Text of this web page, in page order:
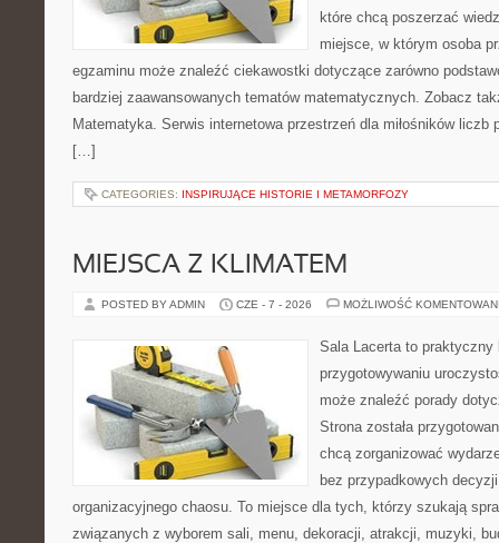
które chcą poszerzać
miejsce, w którym osoba
egzaminu może znaleźć ciekawostki dotyczące zarówno
bardziej zaawansowanych tematów matematycznych. Zobacz
Matematyka. Serwis internetowa przestrzeń dla miłośników liczb
[…]
CATEGORIES: INSPIRUJĄCE HISTORIE I METAMORFOZY
MIEJSCA Z KLIMATEM
POSTED BY ADMIN CZE - 7 - 2026 MOŻLIWOŚĆ
Sala Lacerta to praktyczny
przygotowywaniu
może znaleźć porady
Strona została
chcą zorganizować
bez przypadkowych
organizacyjnego chaosu. To miejsce dla tych, którzy szukają
związanych z wyborem sali, menu, dekoracji, atrakcji, muzyki,